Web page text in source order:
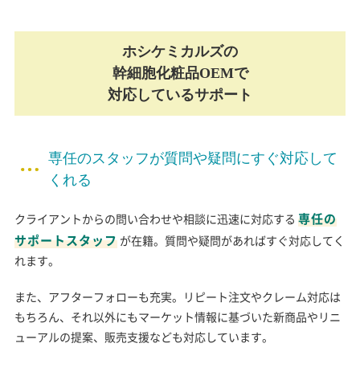
ホシケミカルズの
幹細胞化粧品OEMで
対応しているサポート
専任のスタッフが質問や疑問にすぐ対応して
くれる
クライアントからの問い合わせや相談に迅速に対応する 専任の
サポートスタッフ が在籍。質問や疑問があればすぐ対応してく
れます。
また、アフターフォローも充実。リピート注文やクレーム対応は
もちろん、それ以外にもマーケット情報に基づいた新商品やリニ
ューアルの提案、販売支援なども対応しています。